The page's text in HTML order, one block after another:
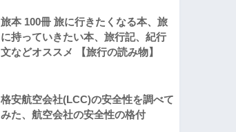
旅本 100冊 旅に行きたくなる本、旅
に持っていきたい本、旅行記、紀行
文などオススメ 【旅行の読み物】
格安航空会社(LCC)の安全性を調べて
みた、航空会社の安全性の格付